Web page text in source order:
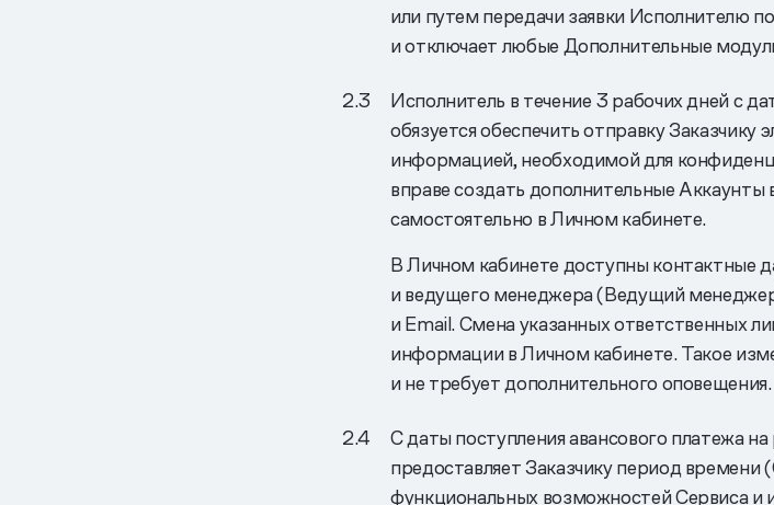
или путем передачи заявки Исполнителю
и отключает любые Дополнительные
Исполнитель в течение 3 рабочих дней с
обязуется обеспечить отправку Заказчику
информацией, необходимой для
вправе создать дополнительные Аккаунты
самостоятельно в Личном кабинете.
В Личном кабинете доступны
и ведущего менеджера (Ведущий
и Еmail. Смена указанных ответственных
информации в Личном кабинете. Такое
и не требует дополнительного оповещения.
С даты поступления авансового платежа
предоставляет Заказчику период
функциональных возможностей Сервиса и